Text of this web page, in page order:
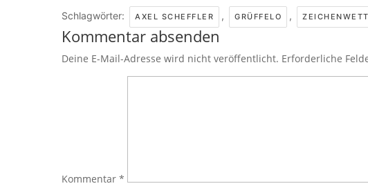
Schlagwörter: AXEL SCHEFFLER , GRÜFFELO ,
Kommentar absenden
Deine E-Mail-Adresse wird nicht veröffentlicht. Erforderliche
Kommentar *